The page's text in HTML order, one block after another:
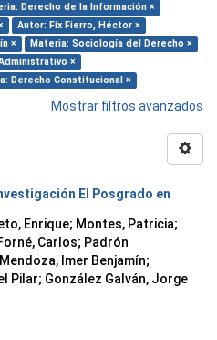
Derecho de la Información ×
Autor: Fix Fierro, Héctor ×
×
Materia: Sociología del Derecho ×
×
Derecho Constitucional ×
Mostrar filtros avanzados
El Posgrado en
Enrique; Montes, Patricia;
Carlos; Padrón
Imer Benjamín;
Pilar; González Galván, Jorge